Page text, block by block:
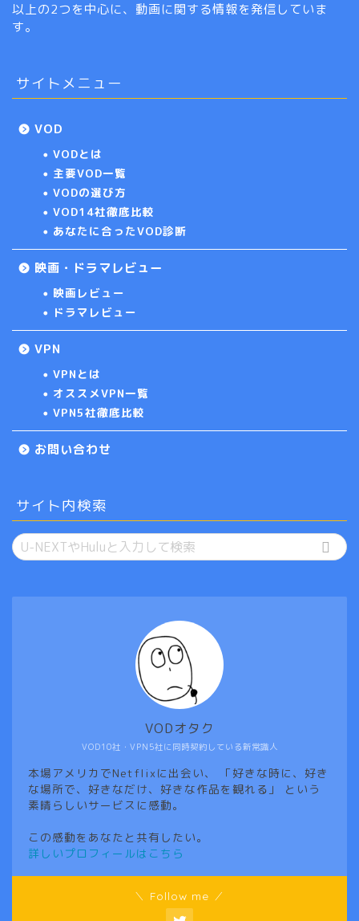
以上の2つを中心に、動画に関する情報を発信していま
す。
サイトメニュー
VOD
VODとは
主要VOD一覧
VODの選び方
VOD14社徹底比較
あなたに合ったVOD診断
映画・ドラマレビュー
映画レビュー
ドラマレビュー
VPN
VPNとは
オススメVPN一覧
VPN5社徹底比較
お問い合わせ
サイト内検索
VOD10社・VPN5社に同時契約している新常識人
VODオタク
本場アメリカでNetflixに出会い、 「好きな時に、好き
な場所で、好きなだけ、好きな作品を観れる」 という
素晴らしいサービスに感動。
この感動をあなたと共有したい。
詳しいプロフィールはこちら
＼ Follow me ／